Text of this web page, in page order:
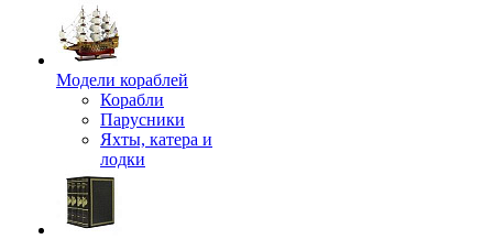
Модели кораблей
Корабли
Парусники
Яхты, катера и
лодки